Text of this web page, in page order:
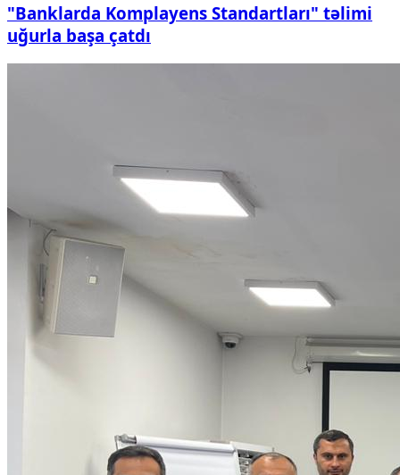
"Banklarda Komplayens Standartları" təlimi
uğurla başa çatdı